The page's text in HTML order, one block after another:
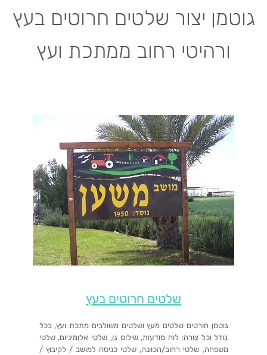
גוטמן יצור שלטים חרוטים בעץ
ורהיטי רחוב ממתכת ועץ
שלטים חרוטים בעץ
גוטמן חורטים שלטים מעץ ושלטים משולבים מתכת ועץ, בכל
גודל וכל צורה: לוח מודעות, שילוט גן, שלטי אלומיניום, שלטי
משפחה, שלטי רחוב/הכוונה, שלטי כניסה למושב / לקיבוץ /